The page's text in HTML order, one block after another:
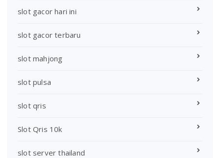
slot gacor hari ini
slot gacor terbaru
slot mahjong
slot pulsa
slot qris
Slot Qris 10k
slot server thailand